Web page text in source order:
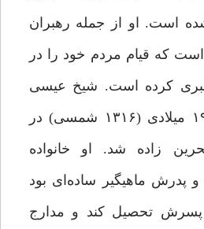
است. او از جمله رهبران
که قیام مردم خود را در
کرده است. شیخ عیسی
قاسم در سال ۱۹۳۷ میلادی (۱۳۱۶ شمسی) در
زاده شد. او خانواده‌
ماهیگیر ساده‌ای بود
تحصیل کند و مدارج